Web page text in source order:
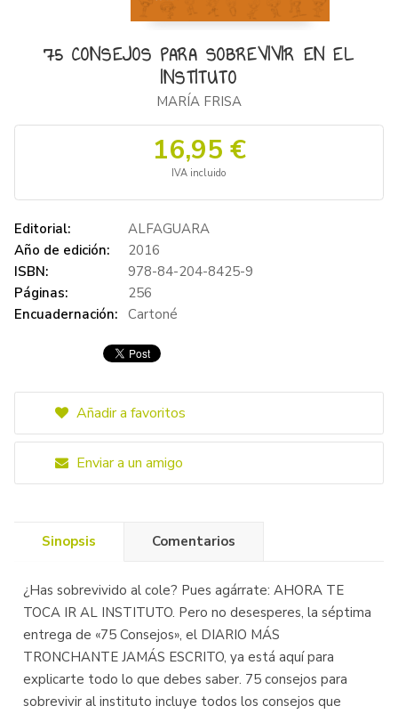
75 CONSEJOS PARA SOBREVIVIR EN EL
INSTITUTO
MARÍA FRISA
16,95 €
IVA incluido
Editorial:
ALFAGUARA
Año de edición:
2016
ISBN:
978-84-204-8425-9
Páginas:
256
Encuadernación: Cartoné
Añadir a favoritos
Enviar a un amigo
Sinopsis Comentarios
¿Has sobrevivido al cole? Pues agárrate: AHORA TE
TOCA IR AL INSTITUTO. Pero no desesperes, la séptima
entrega de «75 Consejos», el DIARIO MÁS
TRONCHANTE JAMÁS ESCRITO, ya está aquí para
explicarte todo lo que debes saber. 75 consejos para
sobrevivir al instituto incluye todos los consejos que